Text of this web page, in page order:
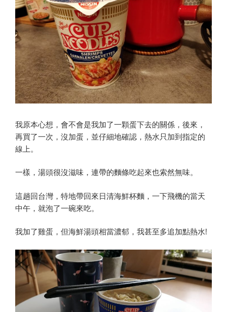
我原本心想，會不會是我加了一顆蛋下去的關係，後來，
再買了一次，沒加蛋，並仔細地確認，熱水只加到指定的
線上。
一樣，湯頭很沒滋味，連帶的麵條吃起來也索然無味。
這趟回台灣，特地帶回來日清海鮮杯麵，一下飛機的當天
中午，就泡了一碗來吃。
我加了雞蛋，但海鮮湯頭相當濃郁，我甚至多追加點熱水!